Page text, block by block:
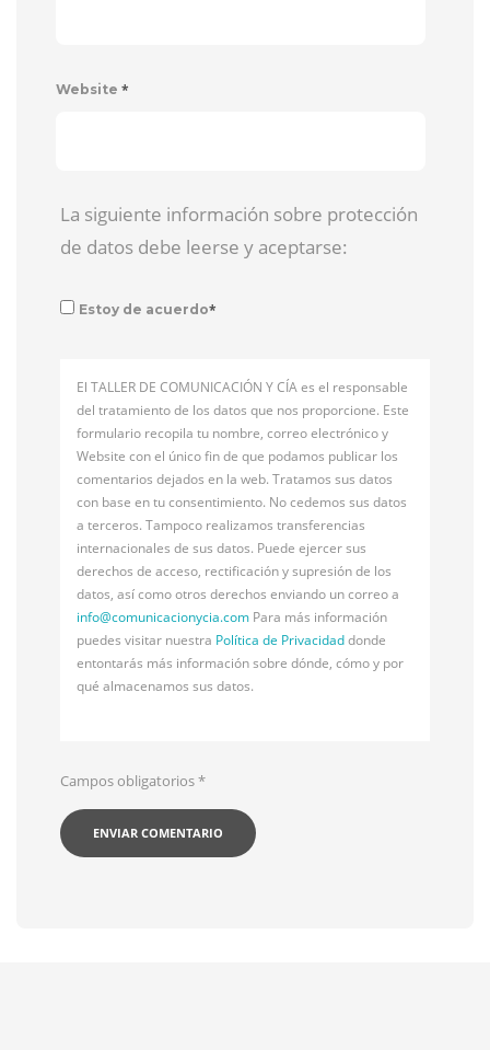
Website *
La siguiente información sobre protección
de datos debe leerse y aceptarse:
Estoy de acuerdo*
El TALLER DE COMUNICACIÓN Y CÍA es el responsable
del tratamiento de los datos que nos proporcione. Este
formulario recopila tu nombre, correo electrónico y
Website con el único fin de que podamos publicar los
comentarios dejados en la web. Tratamos sus datos
con base en tu consentimiento. No cedemos sus datos
a terceros. Tampoco realizamos transferencias
internacionales de sus datos. Puede ejercer sus
derechos de acceso, rectificación y supresión de los
datos, así como otros derechos enviando un correo a
info@comunicacionycia.com Para más información
puedes visitar nuestra Política de Privacidaddonde
entontarás más información sobre dónde, cómo y por
qué almacenamos sus datos.
Campos obligatorios*